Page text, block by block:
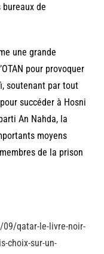
de
une grande
pour provoquer
soutenant par tout
succéder à Hosni
An Nahda, la
moyens
de la prison
qatar-le-livre-noir-
choix-sur-un-